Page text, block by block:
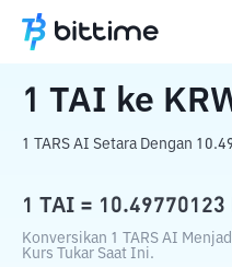
Beranda Konverter Kripto
1 TAI ke
1 TARS AI Setara Dengan
1 TAI = 10.49770123
Konversikan 1 TARS AI
Kurs Tukar Saat Ini.